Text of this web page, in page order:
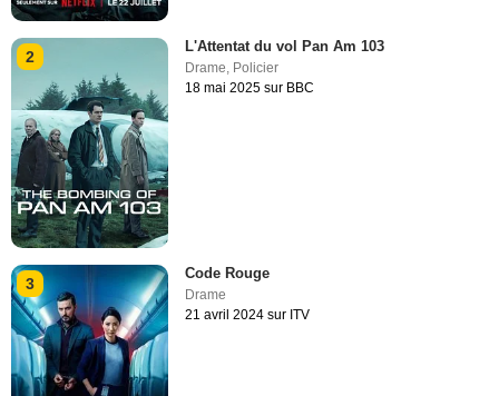
2
L'Attentat du vol Pan Am 103
Drame, Policier
18 mai 2025 sur BBC
3
Code Rouge
Drame
21 avril 2024 sur ITV